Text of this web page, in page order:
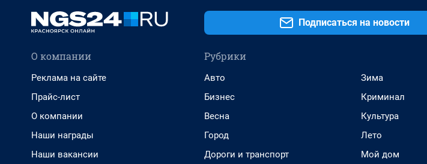
Подписаться на новости
О компании
Реклама на сайте
Прайс-лист
О компании
Наши награды
Наши вакансии
Рубрики
Авто
Бизнес
Весна
Город
Дороги и транспорт
Зима
Криминал
Культура
Лето
Мой дом